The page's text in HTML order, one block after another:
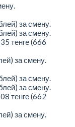
за смену.
за смену.
тенге (666
за смену.
за смену.
за смену.
тенге (662
за смену.